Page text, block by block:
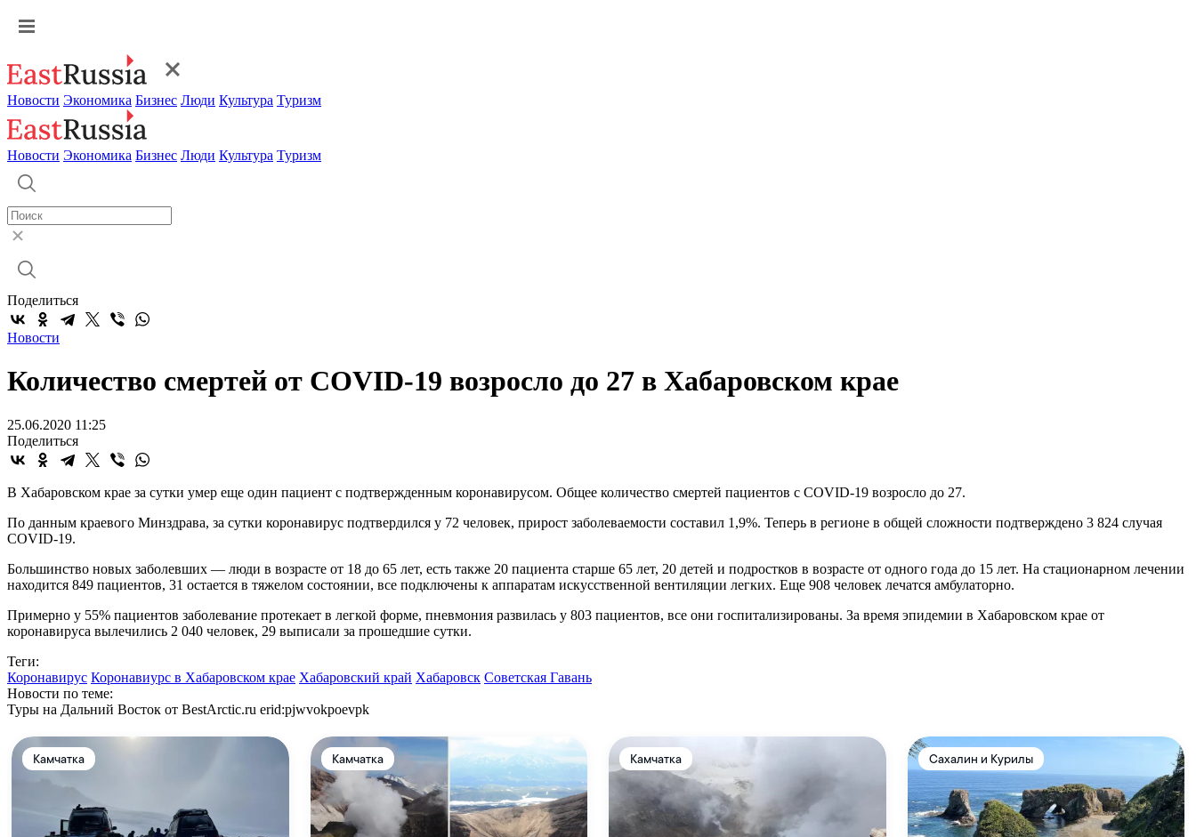
Новости Экономика Бизнес Люди Культура Туризм
Новости Экономика Бизнес Люди Культура Туризм
Поделиться
Новости
Количество смертей от COVID-19 возросло до 27 в Хабаровском крае
25.06.2020 11:25
Поделиться
В Хабаровском крае за сутки умер еще один пациент с подтвержденным коронавирусом. Общее количество смертей пациентов с COVID-19 возросло до 27.
По данным краевого Минздрава, за сутки коронавирус подтвердился у 72 человек, прирост заболеваемости составил 1,9%. Теперь в регионе в общей сложности подтверждено 3 824 случая
COVID-19.
Большинство новых заболевших — люди в возрасте от 18 до 65 лет, есть также 20 пациента старше 65 лет, 20 детей и подростков в возрасте от одного года до 15 лет. На стационарном лечении
находится 849 пациентов, 31 остается в тяжелом состоянии, все подключены к аппаратам искусственной вентиляции легких. Еще 908 человек лечатся амбулаторно.
Примерно у 55% пациентов заболевание протекает в легкой форме, пневмония развилась у 803 пациентов, все они госпитализированы. За время эпидемии в Хабаровском крае от
коронавируса вылечились 2 040 человек, 29 выписали за прошедшие сутки.
Теги:
Коронавирус Коронавиурс в Хабаровском крае Хабаровский край Хабаровск Советская Гавань
Новости по теме:
Туры на Дальний Восток от BestArctic.ru erid:pjwvokpoevpk